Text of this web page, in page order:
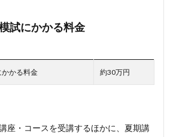
試にかかる料金
かる料金 約30万円
座・コースを受講するほかに、夏期講